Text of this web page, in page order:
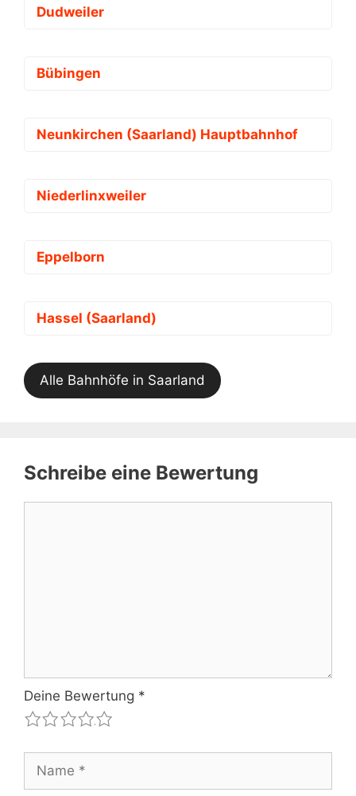
Dudweiler
Bübingen
Neunkirchen (Saarland) Hauptbahnhof
Niederlinxweiler
Eppelborn
Hassel (Saarland)
Alle Bahnhöfe in Saarland
Schreibe eine Bewertung
Deine Bewertung *
4
3
2
1
Name